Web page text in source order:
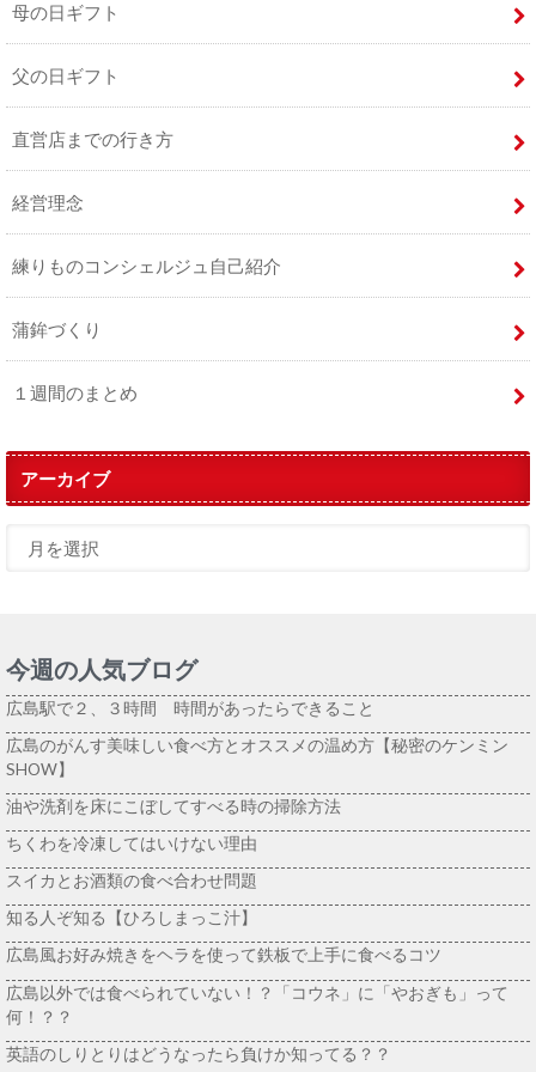
母の日ギフト
父の日ギフト
直営店までの行き方
経営理念
練りものコンシェルジュ自己紹介
蒲鉾づくり
１週間のまとめ
アーカイブ
今週の人気ブログ
広島駅で２、３時間 時間があったらできること
広島のがんす美味しい食べ方とオススメの温め方【秘密のケンミン
SHOW】
油や洗剤を床にこぼしてすべる時の掃除方法
ちくわを冷凍してはいけない理由
スイカとお酒類の食べ合わせ問題
知る人ぞ知る【ひろしまっこ汁】
広島風お好み焼きをヘラを使って鉄板で上手に食べるコツ
広島以外では食べられていない！？「コウネ」に「やおぎも」って
何！？？
英語のしりとりはどうなったら負けか知ってる？？